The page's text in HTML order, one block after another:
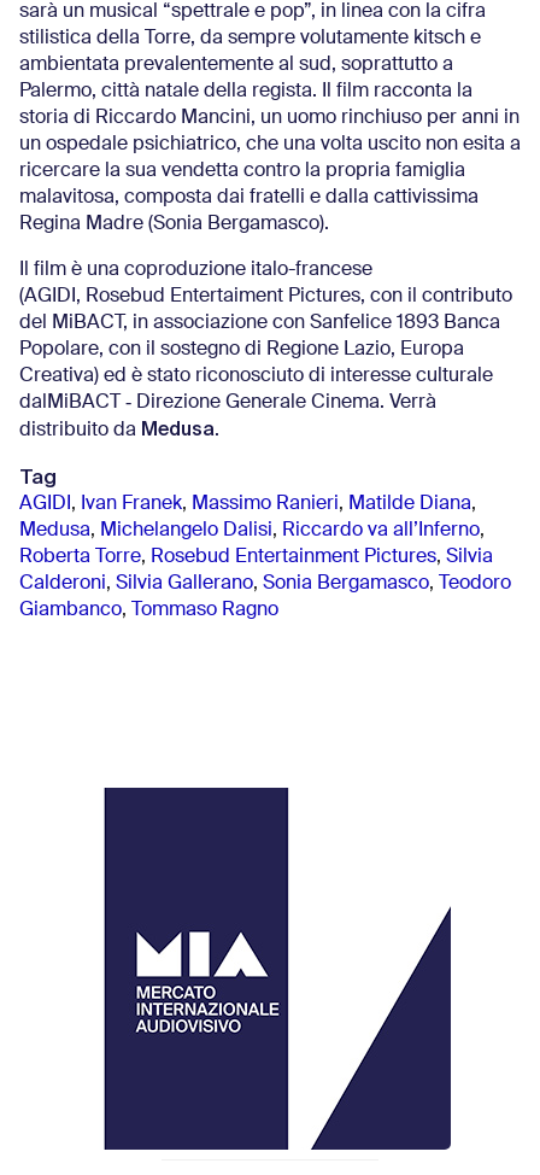
sarà un musical “spettrale e pop”, in linea con la cifra
stilistica della Torre, da sempre volutamente kitsch e
ambientata prevalentemente al sud, soprattutto a
Palermo, città natale della regista. Il film racconta la
storia di Riccardo Mancini, un uomo rinchiuso per anni in
un ospedale psichiatrico, che una volta uscito non esita a
ricercare la sua vendetta contro la propria famiglia
malavitosa, composta dai fratelli e dalla cattivissima
Regina Madre (Sonia Bergamasco).
Il film è una coproduzione italo-francese
(AGIDI, Rosebud Entertaiment Pictures, con il contributo
del MiBACT, in associazione con Sanfelice 1893 Banca
Popolare, con il sostegno di Regione Lazio, Europa
Creativa) ed è stato riconosciuto di interesse culturale
dalMiBACT ‐ Direzione Generale Cinema. Verrà
distribuito da Medusa.
Tag
AGIDI , Ivan Franek, Massimo Ranieri, Matilde Diana,
Medusa, Michelangelo Dalisi, Riccardo va all’Inferno,
Roberta Torre, Rosebud Entertainment Pictures, Silvia
Calderoni, Silvia Gallerano, Sonia Bergamasco,
Teodoro
Giambanco, Tommaso Ragno